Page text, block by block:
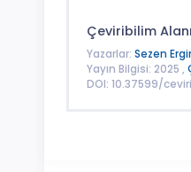
Çeviribilim
Yazarlar: Sezen
Yayın Bilgisi: 2025 ,
DOI: 10.37599/